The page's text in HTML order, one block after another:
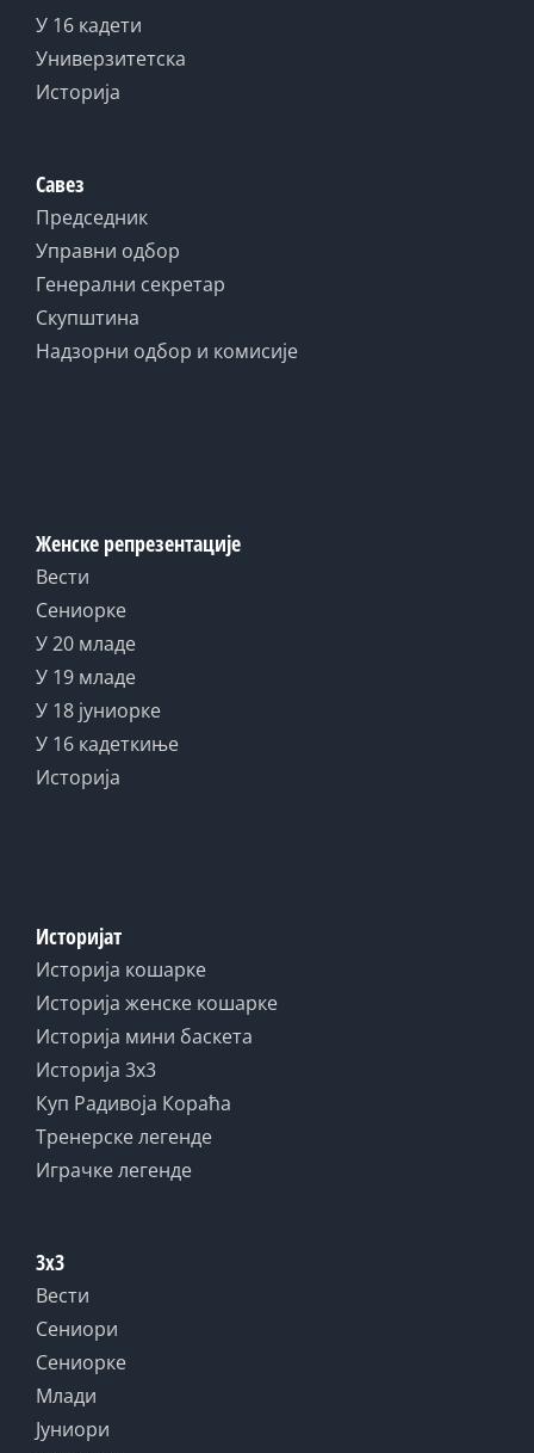
У 16 кадети
Универзитетска
Историја
Савез
Председник
Управни одбор
Генерални секретар
Скупштина
Надзорни одбор и комисије
Женске репрезентације
Вести
Сениорке
У 20 младе
У 19 младе
У 18 јуниорке
У 16 кадеткиње
Историја
Историјат
Историја кошарке
Историја женске кошарке
Историја мини баскета
Историја 3x3
Куп Радивоја Кораћа
Тренерске легенде
Играчке легенде
3x3
Вести
Сениори
Сениорке
Млади
Јуниори